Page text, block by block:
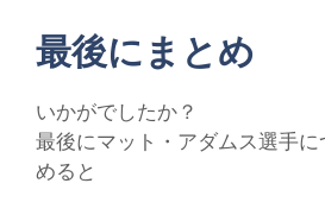
最後にまとめ
いかがでしたか？
最後にマット・アダムス選手に
めると